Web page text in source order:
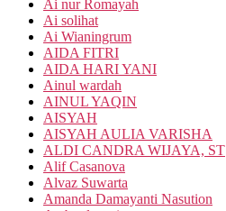
Ai nur Romayah
Ai solihat
Ai Wianingrum
AIDA FITRI
AIDA HARI YANI
Ainul wardah
AINUL YAQIN
AISYAH
AISYAH AULIA VARISHA
ALDI CANDRA WIJAYA, ST
Alif Casanova
Alvaz Suwarta
Amanda Damayanti Nasution